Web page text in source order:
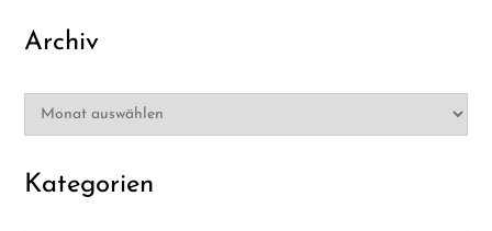
Archiv
Archiv
Kategorien